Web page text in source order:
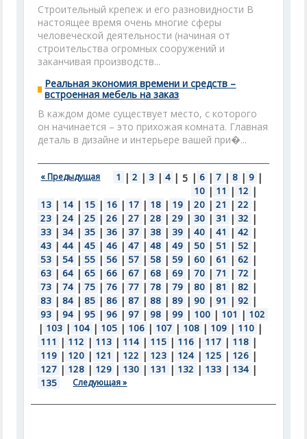
Строительный крепеж и его разновидности В
настоящее время очень многие сферы
человеческой деятельности (начиная от
строительства огромных сооружений и
заканчивая производств...
Реальная экономия времени и средств –
встроенная мебель на заказ
В каждом доме существует место, с которого
он начинается – это прихожая комната. Главная
деталь в дизайне и интерьере вашей при�...
« Предыдущая 1 | 2 | 3 | 4 | 5 | 6 | 7 | 8 | 9 |
10 | 11 | 12 |
13 | 14 | 15 | 16 | 17 | 18 | 19 | 20 | 21 | 22 |
23 | 24 | 25 | 26 | 27 | 28 | 29 | 30 | 31 | 32 |
33 | 34 | 35 | 36 | 37 | 38 | 39 | 40 | 41 | 42 |
43 | 44 | 45 | 46 | 47 | 48 | 49 | 50 | 51 | 52 |
53 | 54 | 55 | 56 | 57 | 58 | 59 | 60 | 61 | 62 |
63 | 64 | 65 | 66 | 67 | 68 | 69 | 70 | 71 | 72 |
73 | 74 | 75 | 76 | 77 | 78 | 79 | 80 | 81 | 82 |
83 | 84 | 85 | 86 | 87 | 88 | 89 | 90 | 91 | 92 |
93 | 94 | 95 | 96 | 97 | 98 | 99 | 100 | 101 | 102
| 103 | 104 | 105 | 106 | 107 | 108 | 109 | 110 |
111 | 112 | 113 | 114 | 115 | 116 | 117 | 118 |
119 | 120 | 121 | 122 | 123 | 124 | 125 | 126 |
127 | 128 | 129 | 130 | 131 | 132 | 133 | 134 |
135 Следующая »